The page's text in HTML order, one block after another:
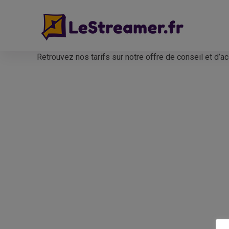
Retrouvez nos tarifs sur notre offre de conseil et